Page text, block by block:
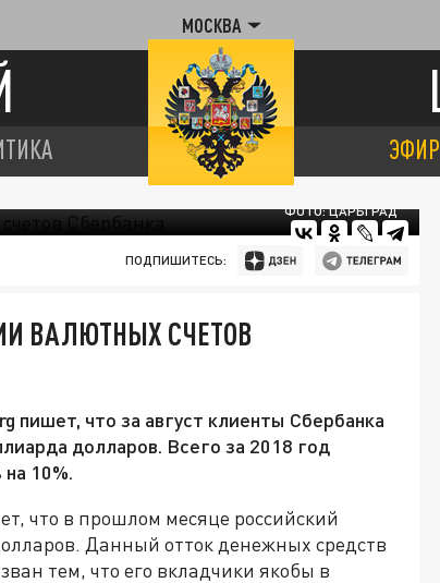
МОСКВА
ЭФИР
ФОТО: ЦАРЬГРАД
ПОДПИШИТЕСЬ:
ВАЛЮТНЫХ СЧЕТОВ
пишет, что за август клиенты Сбербанка
долларов. Всего за 2018 год
10%.
что в прошлом месяце российский
Данный отток денежных средств
тем, что его вкладчики якобы в